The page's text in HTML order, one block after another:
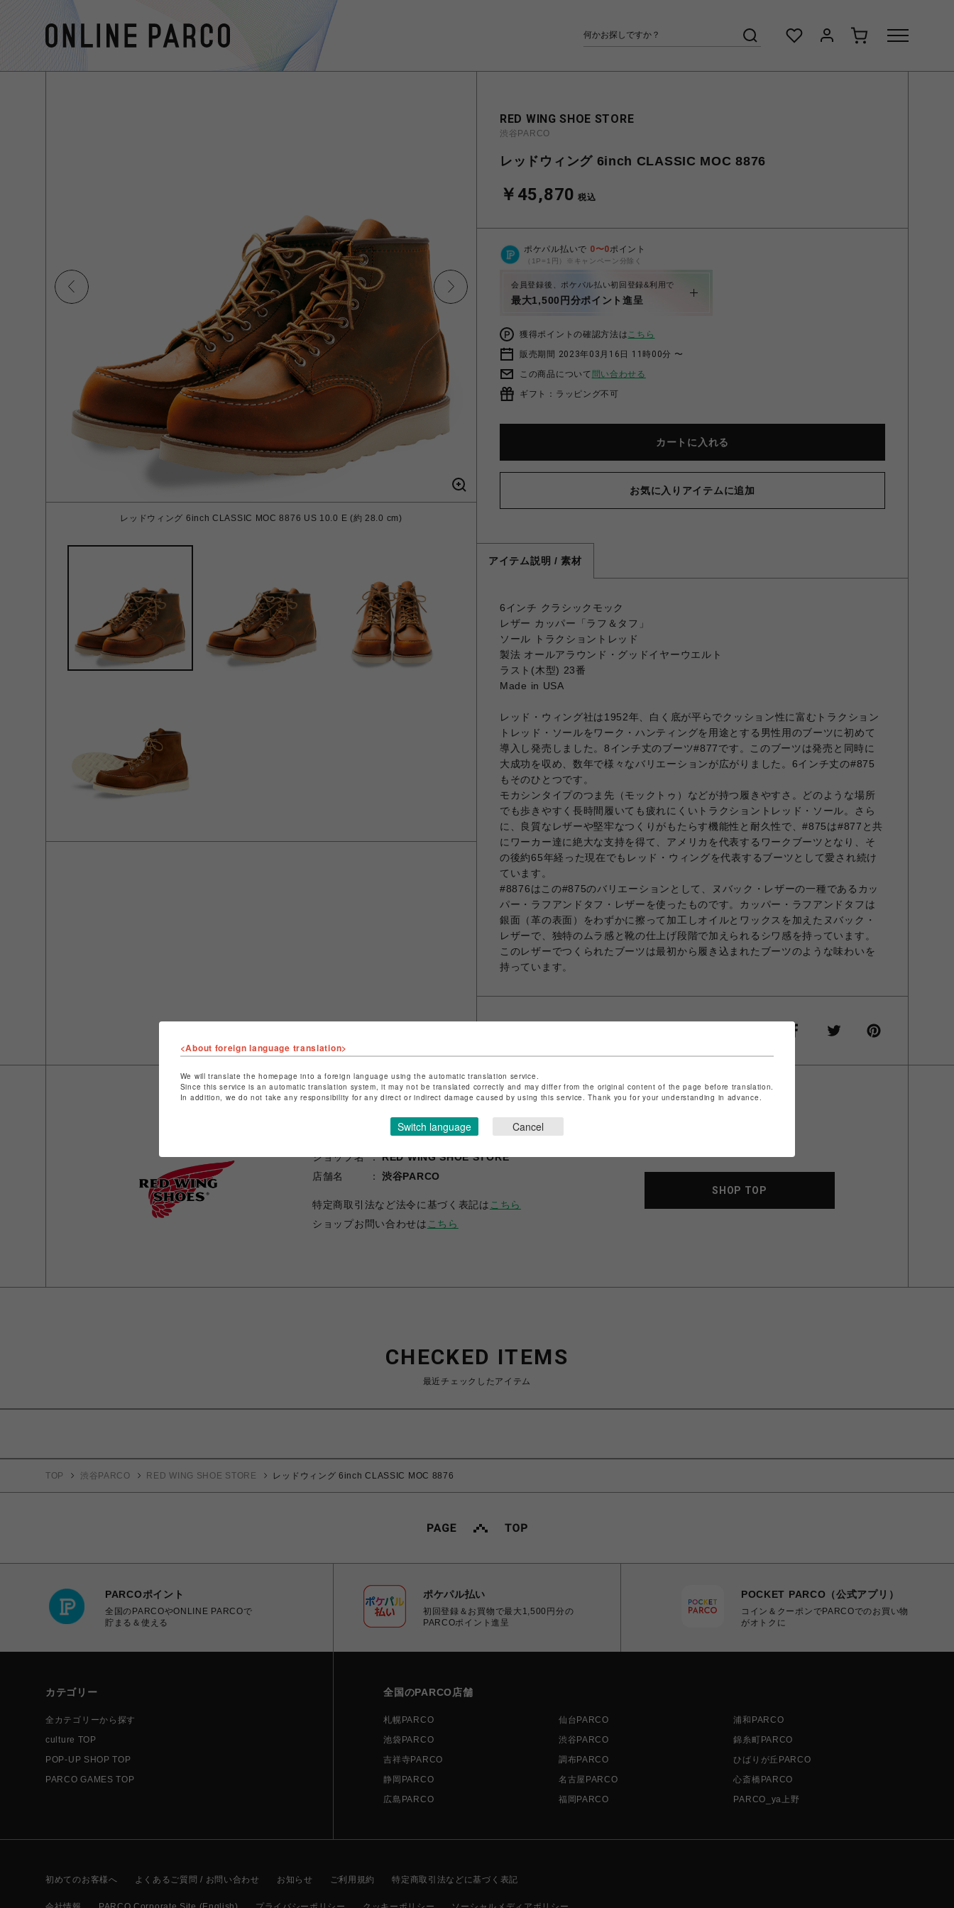
レッドウィング 6inch CLASSIC MOC 8876 US 10.0 E (約 28.0 cm)
RED WING SHOE STORE
渋谷PARCO
レッドウィング 6inch CLASSIC MOC 8876
￥45,870 税込
ポケパル払いで 0〜0ポイント
（1P=1円）※キャンペーン分除く
会員登録後、ポケパル払い初回登録&利用で
最大1,500円分ポイント進呈
獲得ポイントの確認方法はこちら
販売期間 2023年03月16日 11時00分 〜
この商品について 問い合わせる
ギフト：ラッピング不可
カートに入れる
お気に入りアイテムに追加
アイテム説明 / 素材
6インチ クラシックモック
レザー カッパー「ラフ＆タフ」
ソール トラクショントレッド
製法 オールアラウンド・グッドイヤーウエルト
ラスト(木型) 23番
Made in USA
レッド・ウィング社は1952年、白く底が平らでクッション性に富むトラクション
トレッド・ソールをワーク・ハンティングを用途とする男性用のブーツに初めて
導入し発売しました。8インチ丈のブーツ#877です。このブーツは発売と同時に
大成功を収め、数年で様々なバリエーションが広がりました。6インチ丈の#875
もそのひとつです。
モカシンタイプのつま先（モックトゥ）などが持つ履きやすさ。どのような場所
でも歩きやすく長時間履いても疲れにくいトラクショントレッド・ソール。さら
に、良質なレザーや堅牢なつくりがもたらす機能性と耐久性で、#875は#877と共
にワーカー達に絶大な支持を得て、アメリカを代表するワークブーツとなり、そ
の後約65年経った現在でもレッド・ウィングを代表するブーツとして愛され続け
ています。
#8876はこの#875のバリエーションとして、ヌバック・レザーの一種であるカッ
パー・ラフアンドタフ・レザーを使ったものです。カッパー・ラフアンドタフは
銀面（革の表面）をわずかに擦って加工しオイルとワックスを加えたヌバック・
レザーで、独特のムラ感と靴の仕上げ段階で加えられるシワ感を持っています。
このレザーでつくられたブーツは最初から履き込まれたブーツのような味わいを
持っています。
ショップ名
RED WING SHOE STORE
店舗名
渋谷PARCO
特定商取引法など法令に基づく表記は こちら
ショップお問い合わせは こちら
SHOP TOP
CHECKED ITEMS
最近チェックしたアイテム
TOP 渋谷PARCO RED WING SHOE STORE レッドウィング 6inch CLASSIC MOC 8876
PARCOポイント
全国のPARCOやONLINE PARCOで
貯まる＆使える
ポケパル払い
初回登録＆お買物で最大1,500円分の
PARCOポイント進呈
POCKET PARCO（公式アプリ）
コイン＆クーポンでPARCOでのお買い物
がオトクに
カテゴリー
全カテゴリーから探す
culture TOP
POP-UP SHOP TOP
PARCO GAMES TOP
全国のPARCO店舗
札幌PARCO 仙台PARCO
浦和PARCO
池袋PARCO
渋谷PARCO
錦糸町PARCO
吉祥寺PARCO
調布PARCO
ひばりが丘PARCO
静岡PARCO
名古屋PARCO
心斎橋PARCO
広島PARCO
福岡PARCO PARCO_ya上野
初めてのお客様へ よくあるご質問 / お問い合わせ お知らせ ご利用規約 特定商取引法などに基づく表記
<About foreign language translation>
We will translate the homepage into a foreign language using the automatic translation service.
Since this service is an automatic translation system, it may not be translated correctly and may differ from the original content of the page before translation.
In addition, we do not take any responsibility for any direct or indirect damage caused by using this service. Thank you for your understanding in advance.
Switch language Cancel